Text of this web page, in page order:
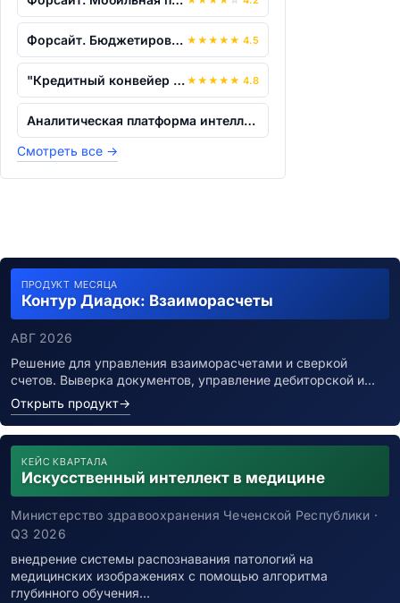
Форсайт. Бюджетирование ★ ★ ★ ★ ★ 4.5
"Кредитный конвейер "CreCon" ★ ★ ★ ★ ★ 4.8
Аналитическая платформа интеллектуальн...
Смотреть все →
ПРОДУКТ МЕСЯЦА
Контур Диадок: Взаиморасчеты
АВГ 2026
Решение для управления взаиморасчетами и сверкой
счетов. Выверка документов, управление дебиторской и…
Открыть продукт→
КЕЙС КВАРТАЛА
Искусственный интеллект в медицине
Министерство здравоохранения Чеченской Республики ·
Q3 2026
внедрение системы распознавания патологий на
медицинских изображениях с помощью алгоритма
глубинного обучения…